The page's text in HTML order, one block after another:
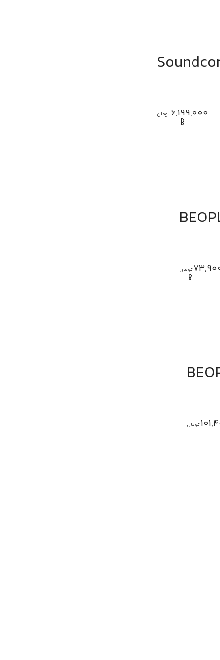
6,199,000تومان
تومان
تومان